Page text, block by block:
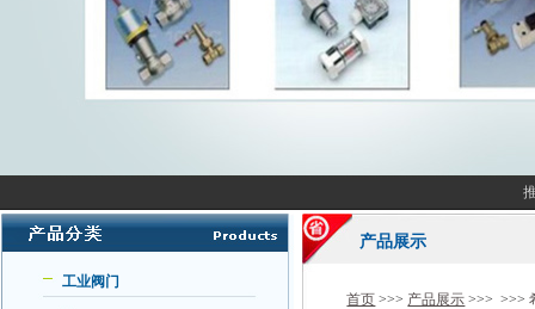
工业阀门
产品展示
首页 >>> 产品展示 >>> >>>